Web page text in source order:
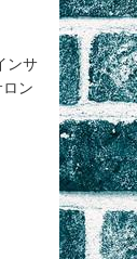
ンサ
ン